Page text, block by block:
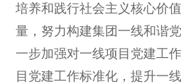
培养和践行社会主义核心价
量，努力构建集团一线和谐
一步加强对一线项目党建工
目党建工作标准化，提升一